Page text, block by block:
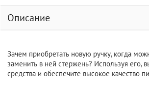
Описание
Зачем приобретать новую ручку, когда
заменить в ней стержень? Используя его,
средства и обеспечите высокое качество